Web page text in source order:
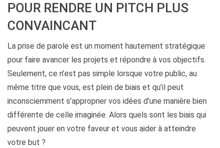
POUR RENDRE UN PITCH PLUS
CONVAINCANT
La prise de parole est un moment hautement stratégique
pour faire avancer les projets et répondre à vos objectifs.
Seulement, ce n’est pas simple lorsque votre public, au
même titre que vous, est plein de biais et qu’il peut
inconsciemment s’approprier vos idées d’une manière bien
différente de celle imaginée. Alors quels sont les biais qui
peuvent jouer en votre faveur et vous aider à atteindre
votre but ?